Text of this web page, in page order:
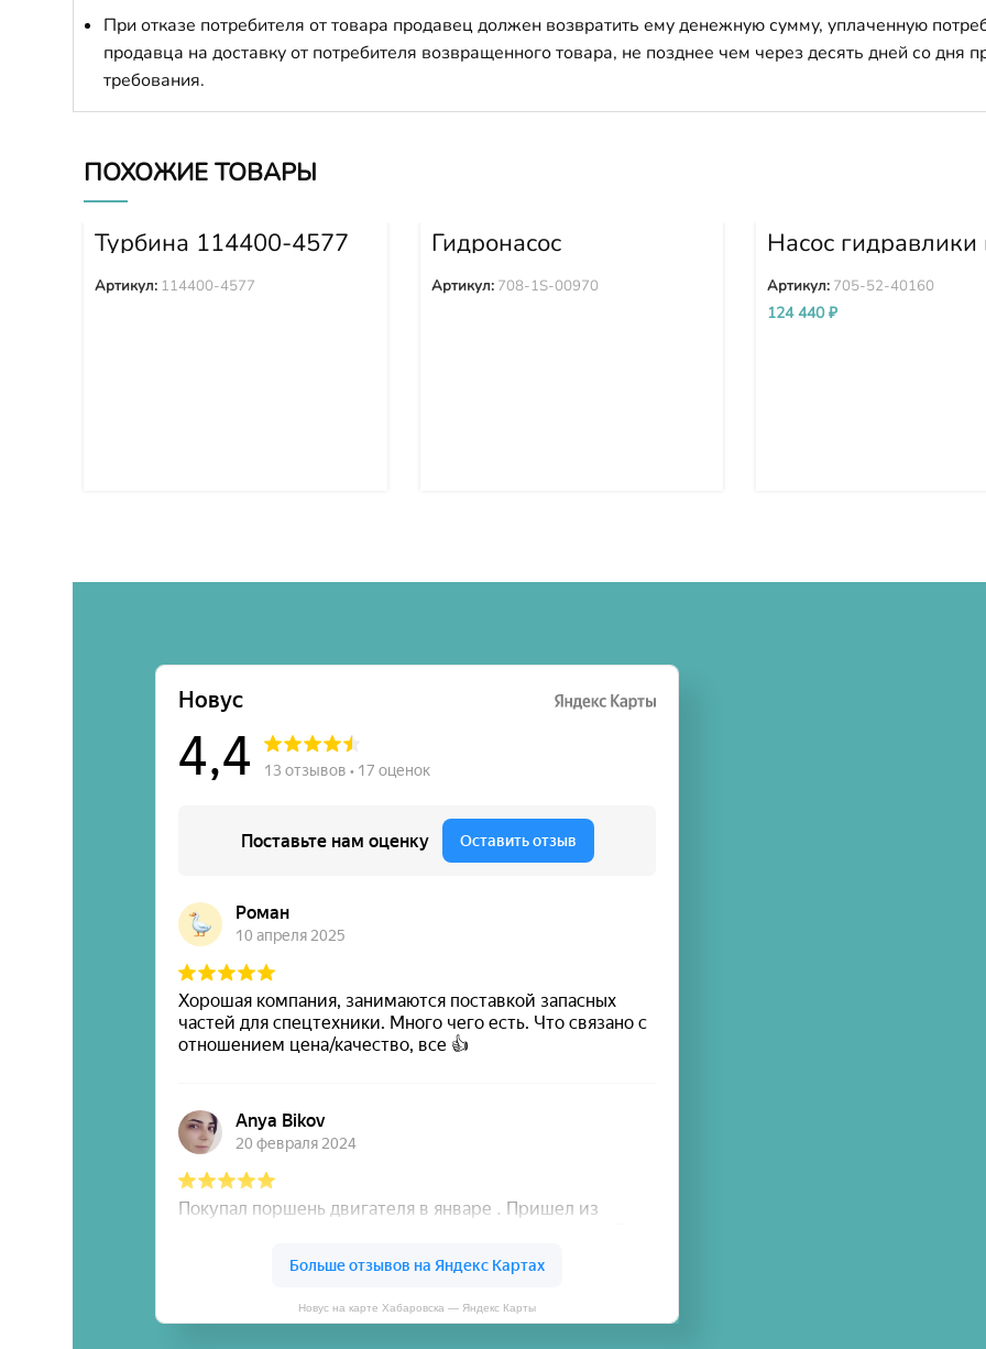
При отказе потребителя от товара продавец должен возвратить ему денежную сумму, уплаченную
продавца на доставку от потребителя возвращенного товара, не позднее чем через десять дней со дня
требования.
ПОХОЖИЕ ТОВАРЫ
Турбина 114400-4577
Артикул: 114400-4577
Гидронасос
вентилятора WA380-6
WA430-6 WA470-6
WA480-6 708-1S-00970
Артикул: 708-1S-00970
Насос гидравлики
сборе D155A-3
5 705-52-40160
Артикул: 705-52-40160
124 440₽
Новус на карте Хабаровска — Яндекс Карты